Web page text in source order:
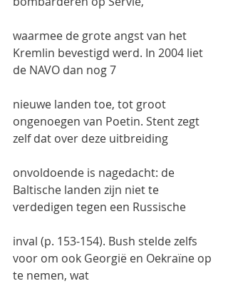
waarmee de grote angst van het
Kremlin bevestigd werd. In 2004 liet
de NAVO dan nog 7
nieuwe landen toe, tot groot
ongenoegen van Poetin. Stent zegt
zelf dat over deze uitbreiding
onvoldoende is nagedacht: de
Baltische landen zijn niet te
verdedigen tegen een Russische
inval (p. 153-154). Bush stelde zelfs
voor om ook Georgië en Oekraïne op
te nemen, wat